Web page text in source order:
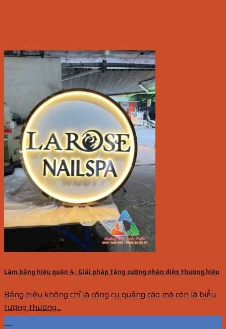
Làm bảng hiệu quận 4: Giải pháp tăng cường nhận diện thương hiệu
Bảng hiệu không chỉ là công cụ quảng cáo mà còn là biểu
tượng thương...